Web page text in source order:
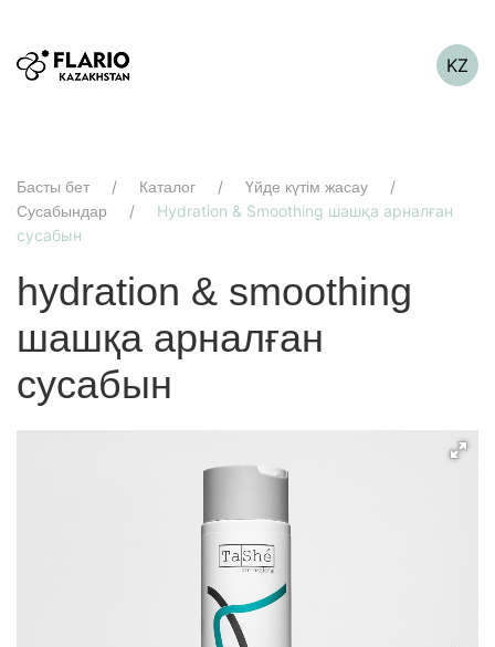
KZ
Басты бет Каталог
Үйде күтім жасау
Сусабындар
Hydration & Smoothing шашқа арналған
сусабын
hydration & smoothing
шашқа арналған
сусабын